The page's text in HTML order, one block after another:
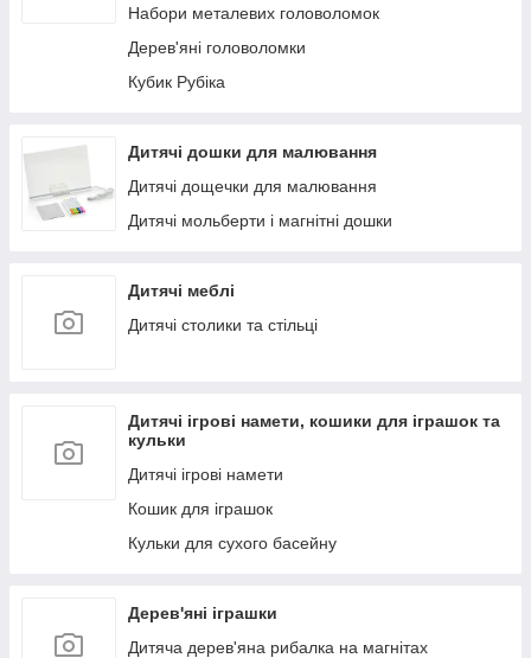
Набори металевих головоломок
Дерев'яні головоломки
Кубик Рубіка
Дитячі дошки для малювання
Дитячі дощечки для малювання
Дитячі мольберти і магнітні дошки
Дитячі меблі
Дитячі столики та стільці
Дитячі ігрові намети, кошики для іграшок та
кульки
Дитячі ігрові намети
Кошик для іграшок
Кульки для сухого басейну
Дерев'яні іграшки
Дитяча дерев'яна рибалка на магнітах